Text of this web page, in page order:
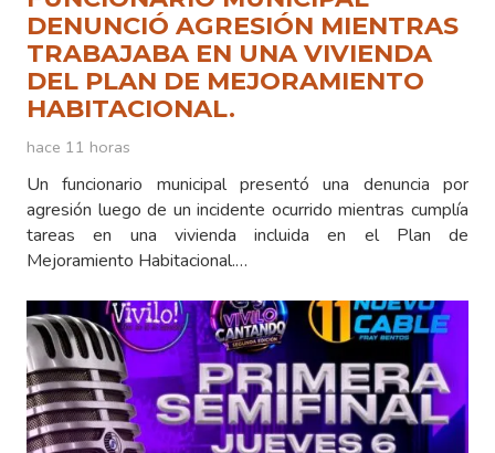
DENUNCIÓ AGRESIÓN MIENTRAS
TRABAJABA EN UNA VIVIENDA
DEL PLAN DE MEJORAMIENTO
HABITACIONAL.
hace 11 horas
Un funcionario municipal presentó una denuncia por
agresión luego de un incidente ocurrido mientras cumplía
tareas en una vivienda incluida en el Plan de
Mejoramiento Habitacional.…